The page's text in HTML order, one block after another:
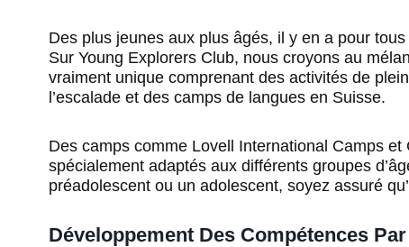
Des plus jeunes aux plus âgés, il y en a pour
Sur Young Explorers Club, nous croyons au
vraiment unique comprenant des activités de
l’escalade et des camps de langues en Suisse.
Des camps comme Lovell International Camps
spécialement adaptés aux différents groupes
préadolescent ou un adolescent, soyez assuré
Développement Des Compétences